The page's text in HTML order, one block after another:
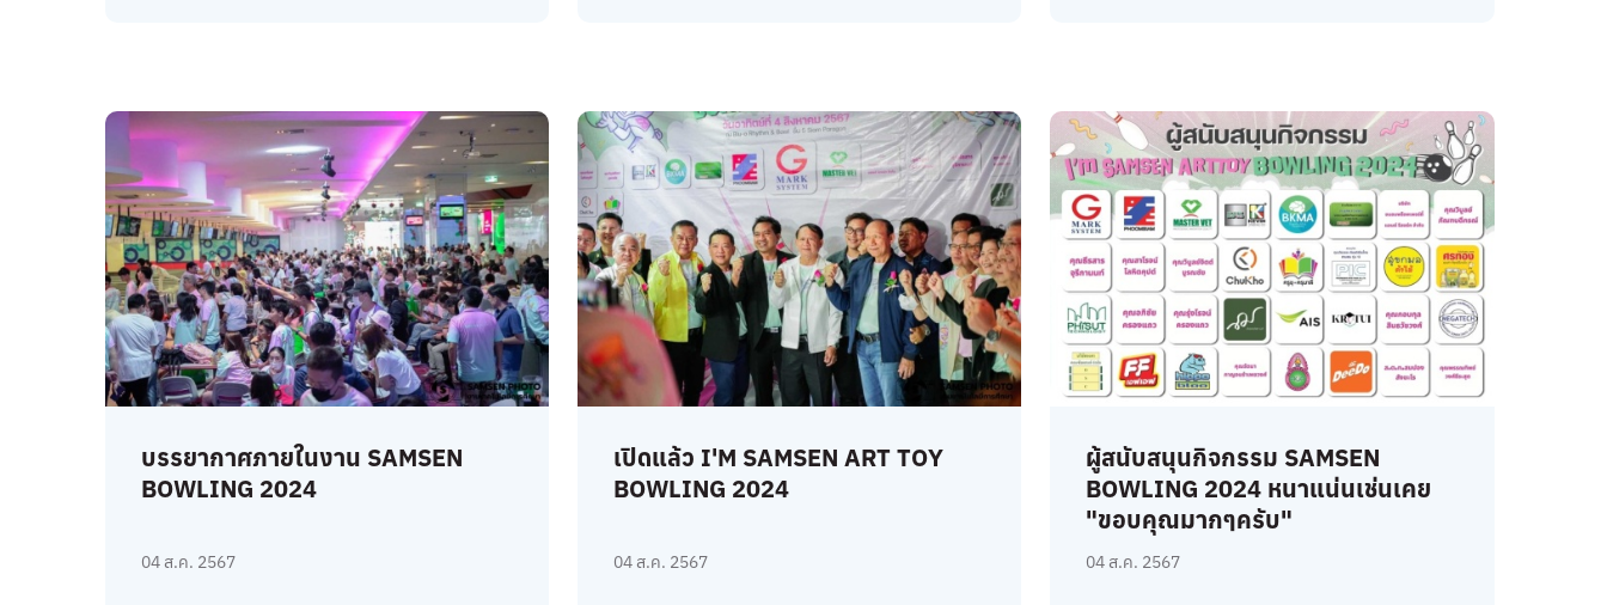
บรรยากาศภายในงาน SAMSEN
BOWLING 2024
04 ส.ค. 2567
เปิดแล้ว I'M SAMSEN ART TOY
BOWLING 2024
04 ส.ค. 2567
ผู้สนับสนุนกิจกรรม SAMSEN
BOWLING 2024 หนาแน่นเช่นเคย
"ขอบคุณมากๆครับ"
04 ส.ค. 2567